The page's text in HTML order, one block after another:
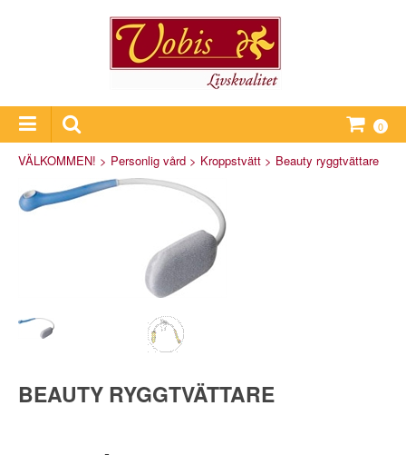
0
VÄLKOMMEN! > Personlig vård > Kroppstvätt > Beauty ryggtvättare
BEAUTY RYGGTVÄTTARE